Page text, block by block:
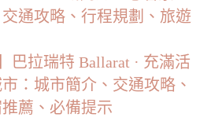
通攻略、行程規劃、旅遊
巴拉瑞特 Ballarat · 充滿活
：城市簡介、交通攻略、
薦、必備提示